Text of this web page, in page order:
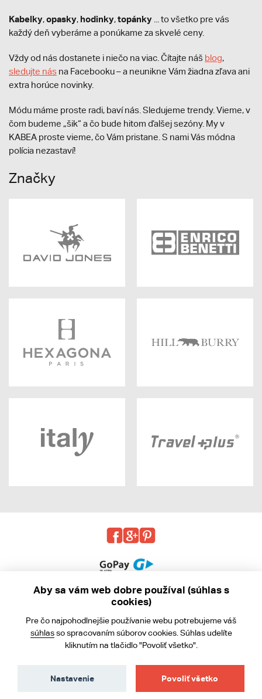
Kabelky,opasky, hodinky,topánky ... to všetko pre vás
každý deň vyberáme a ponúkame za skvelé ceny.
Vždy od nás dostanete i niečo na viac. Čítajte náš blog,
sledujte nás na Facebooku – a neunikne Vám žiadna zľava ani
extra horúce novinky.
Módu máme proste radi, baví nás. Sledujeme trendy. Vieme, v
čom budeme „šik“ a čo bude hitom ďalšej sezóny. My v
KABEA proste vieme, čo Vám pristane. S nami Vás módna
polícia nezastaví!
Značky
Obchodné podmienky
Ochrana osobných údajov
Aby sa vám web dobre používal (súhlas s
cookies)
Pre čo najpohodlnejšie používanie webu potrebujeme váš
súhlasso spracovaním súborov cookies. Súhlas udelíte
kliknutím na tlačidlo "Povoliť všetko".
Povoliť všetko
Nastavenie